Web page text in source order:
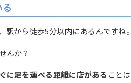
から徒歩5分以内にあるんですね。
んか？
に足を運べる距離に店がある こと